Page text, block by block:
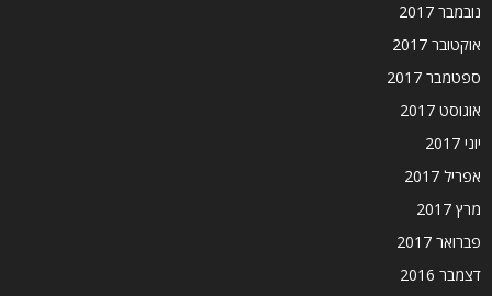
נובמבר 2017
אוקטובר 2017
ספטמבר 2017
אוגוסט 2017
יוני 2017
אפריל 2017
מרץ 2017
פברואר 2017
דצמבר 2016